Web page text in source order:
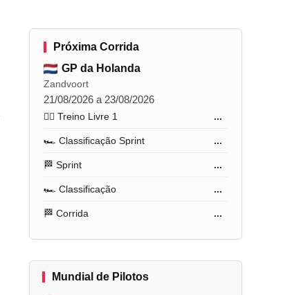
Próxima Corrida
GP da Holanda
Zandvoort
21/08/2026 a 23/08/2026
🏋️‍♂️ Treino Livre 1 ...
🏎️ Classificação Sprint ...
🏁 Sprint ...
🏎️ Classificação ...
🏁 Corrida ...
Mundial de Pilotos